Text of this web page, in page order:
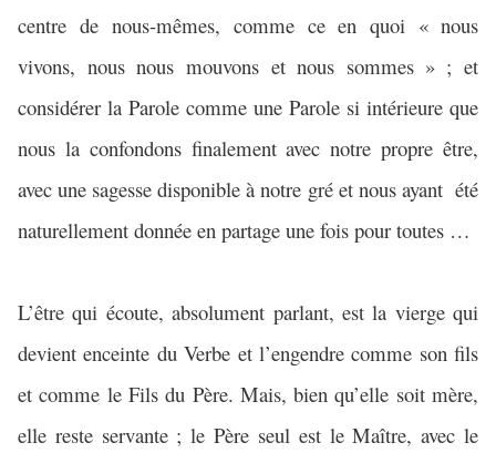
centre de nous-mêmes, comme ce en quoi « nous
vivons, nous nous mouvons et nous sommes » ; et
considérer la Parole comme une Parole si intérieure que
nous la confondons finalement avec notre propre être,
avec une sagesse disponible à notre gré et nous ayant été
naturellement donnée en partage une fois pour toutes …
L’être qui écoute, absolument parlant, est la vierge qui
devient enceinte du Verbe et l’engendre comme son fils
et comme le Fils du Père. Mais, bien qu’elle soit mère,
elle reste servante ; le Père seul est le Maître, avec le